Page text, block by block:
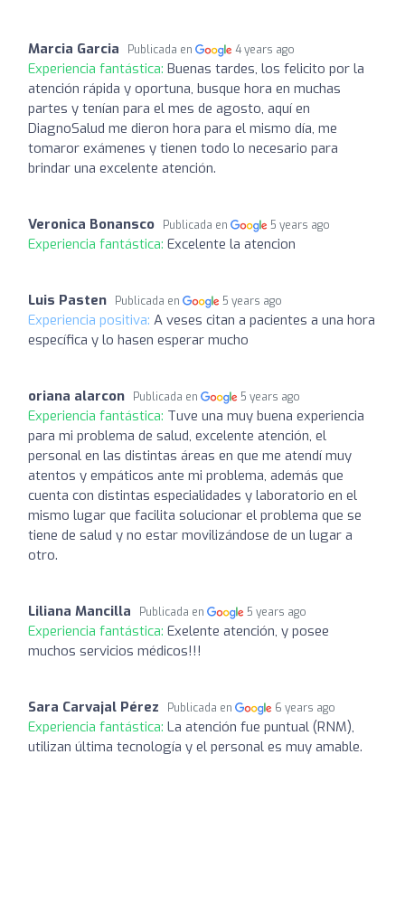
Marcia Garcia Publicada en 4 years ago
Experiencia fantástica: Buenas tardes, los felicito por la
atención rápida y oportuna, busque hora en muchas
partes y tenían para el mes de agosto, aquí en
DiagnoSalud me dieron hora para el mismo día, me
tomaror exámenes y tienen todo lo necesario para
brindar una excelente atención.
Veronica Bonansco Publicada en 5 years ago
Experiencia fantástica: Excelente la atencion
Luis Pasten Publicada en 5 years ago
Experiencia positiva: A veses citan a pacientes a una hora
específica y lo hasen esperar mucho
oriana alarcon Publicada en 5 years ago
Experiencia fantástica: Tuve una muy buena experiencia
para mi problema de salud, excelente atención, el
personal en las distintas áreas en que me atendí muy
atentos y empáticos ante mi problema, además que
cuenta con distintas especialidades y laboratorio en el
mismo lugar que facilita solucionar el problema que se
tiene de salud y no estar movilizándose de un lugar a
otro.
Liliana Mancilla Publicada en 5 years ago
Experiencia fantástica: Exelente atención, y posee
muchos servicios médicos!!!
Sara Carvajal Pérez Publicada en 6 years ago
Experiencia fantástica: La atención fue puntual (RNM),
utilizan última tecnología y el personal es muy amable.